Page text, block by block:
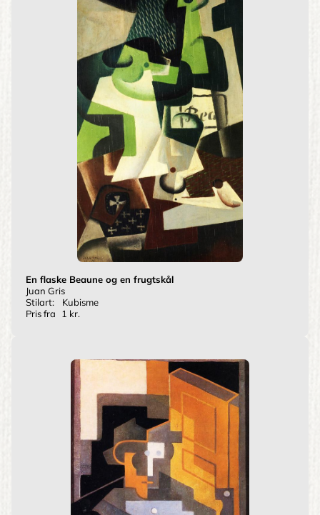
En flaske Beaune og en frugtskål
Juan Gris
Stilart:
Kubisme
Pris fra
1 kr.